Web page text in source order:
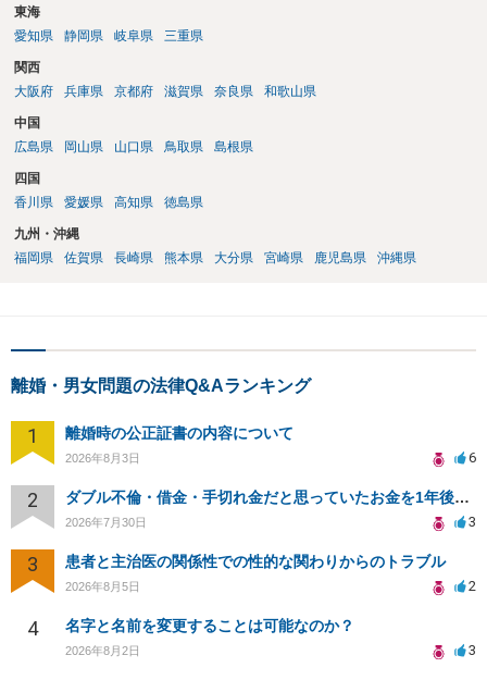
東海
愛知県
静岡県 岐阜県 三重県
関西
大阪府
兵庫県 京都府 滋賀県 奈良県 和歌山県
中国
広島県
岡山県 山口県 鳥取県 島根県
四国
香川県
愛媛県 高知県 徳島県
九州・沖縄
福岡県
佐賀県 長崎県 熊本県 大分県 宮崎県 鹿児島県 沖縄県
離婚・男女問題の法律Q&Aランキング
1 離婚時の公正証書の内容について
2026年8月3日 6
2 ダブル不倫・借金・手切れ金だと思っていたお金を1年後いまさら脅迫罪として通知書が来てまとめて請求
2026年7月30日 3
3 患者と主治医の関係性での性的な関わりからのトラブル
2026年8月5日 2
4 名字と名前を変更することは可能なのか？
2026年8月2日 3